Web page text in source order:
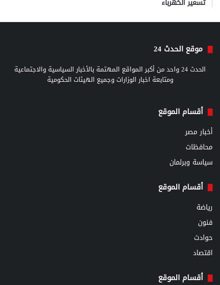
تسعير الكهرباء
موقع الحدث 24
الحدث 24 واحد من أكبر المواقع المهتمة بالأخبار السياسية والاجتماعية
ومتابعة اخبار الوزارات وجميع الهيئات الحكومية
أقسام الموقع
أخبار مصر
محافظات
سياسة وبرلمان
أقسام الموقع
رياضة
فنون
حوادث
اقتصاد
أقسام الموقع